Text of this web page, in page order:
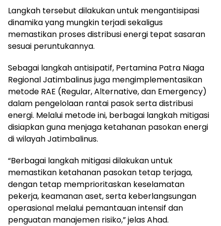
Langkah tersebut dilakukan untuk mengantisipasi
dinamika yang mungkin terjadi sekaligus
memastikan proses distribusi energi tepat sasaran
sesuai peruntukannya.
Sebagai langkah antisipatif, Pertamina Patra Niaga
Regional Jatimbalinus juga mengimplementasikan
metode RAE (Regular, Alternative, dan Emergency)
dalam pengelolaan rantai pasok serta distribusi
energi. Melalui metode ini, berbagai langkah mitigasi
disiapkan guna menjaga ketahanan pasokan energi
di wilayah Jatimbalinus.
“Berbagai langkah mitigasi dilakukan untuk
memastikan ketahanan pasokan tetap terjaga,
dengan tetap memprioritaskan keselamatan
pekerja, keamanan aset, serta keberlangsungan
operasional melalui pemantauan intensif dan
penguatan manajemen risiko,” jelas Ahad.